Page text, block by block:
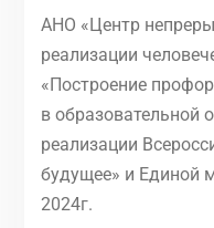
АНО «Центр
реализации
«Построение
в образовательной
реализации
будущее» и Единой
2024г.